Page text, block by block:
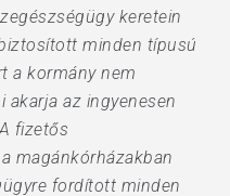
keretein
minden típusú
a kormány nem
akarja az ingyenesen
fizetős
magánkórházakban
fordított minden